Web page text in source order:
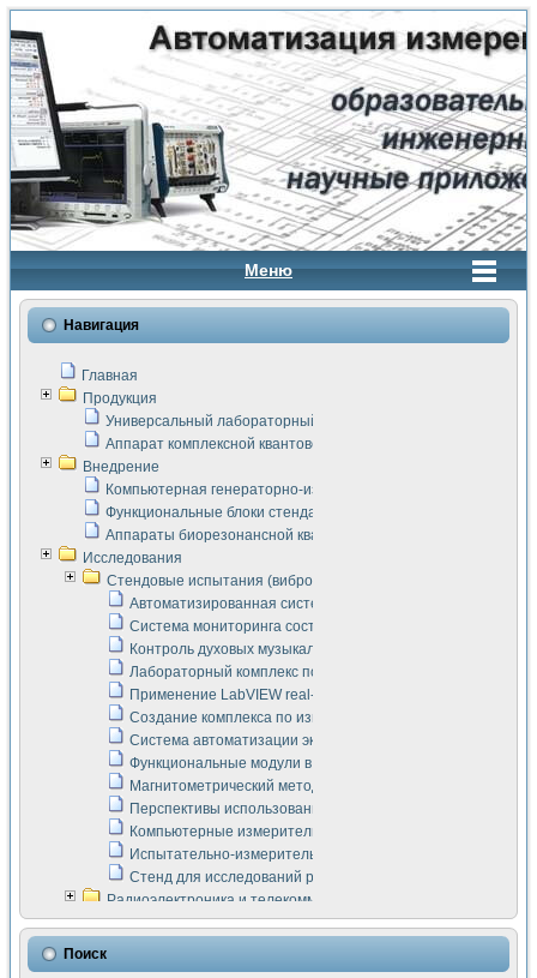
Меню
Навигация
Главная
Продукция
Универсальный лабораторный стенд "Сигнал-USB"
Аппарат комплексной квантовой терапии Интроскан
Внедрение
Компьютерная генераторно-измерительная система
Функциональные блоки стенда "Сигнал-USB"
Аппараты биорезонансной квантовой терапии серии СКАН
Исследования
Стендовые испытания (виброакустика, тензометрия и т.п.)
Автоматизированная система измерения параметров
Система мониторинга состояния тяговых
Контроль духовых музыкальных инструментов
Лабораторный комплекс по исследованию элементной
Применение LabVIEW real-time module для
Создание комплекса по измерению скорости подвижного
Система автоматизации экспериментальных
Функциональные модули в стандарте Nl SCXI для
Магнитометрический метод в дефектоскопии сварных
Перспективы использования машинного зрения в
Компьютерные измерительные системы для
Испытательно-измерительный комплекс аппаратуры для
Стенд для исследований рабочих процессов ДВС в
Радиоэлектроника и телекоммуникации
LabVIEW в расчетах радиолиний систем передачи данных
Аппаратно-программный комплекс для исследования
Виртуальный лабораторный стенд для исследования
Поиск